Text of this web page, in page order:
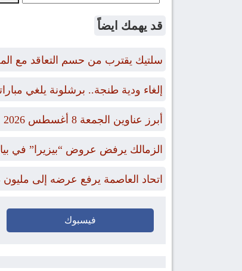
قد يهمك ايضاً
سلتيك يقترب من حسم التعاقد مع
إلغاء ودية طنجة.. برشلونة يلغي
أبرز عناوين الجمعة 8 أغسطس 2026
الزمالك يرفض عروض “بيزيرا” في
اتحاد العاصمة يرفع عرضه إلى
فيسبوك